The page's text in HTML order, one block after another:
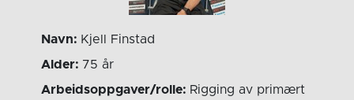
Navn: Kjell Finstad
Alder: 75 år
Arbeidsoppgaver/rolle: Rigging av primært